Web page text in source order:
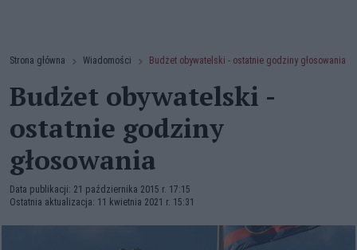
Strona główna Wiadomości Budżet obywatelski - ostatnie godziny głosowania
Budżet obywatelski -
ostatnie godziny
głosowania
Data publikacji: 21 października 2015 r. 17:15
Ostatnia aktualizacja: 11 kwietnia 2021 r. 15:31